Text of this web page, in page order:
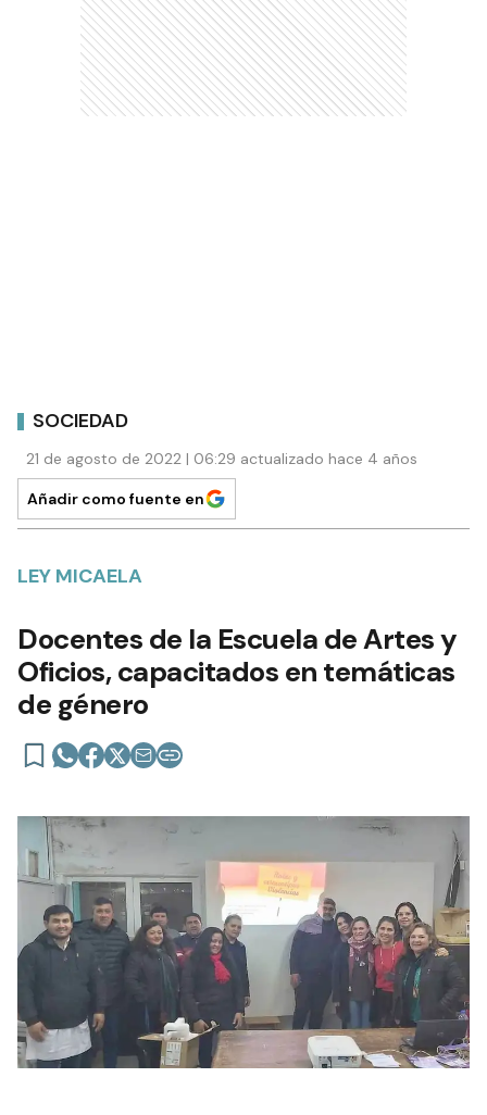
SOCIEDAD
21 de agosto de 2022 | 06:29 actualizado hace 4 años
Añadir como fuente en
LEY MICAELA
Docentes de la Escuela de Artes y
Oficios, capacitados en temáticas
de género